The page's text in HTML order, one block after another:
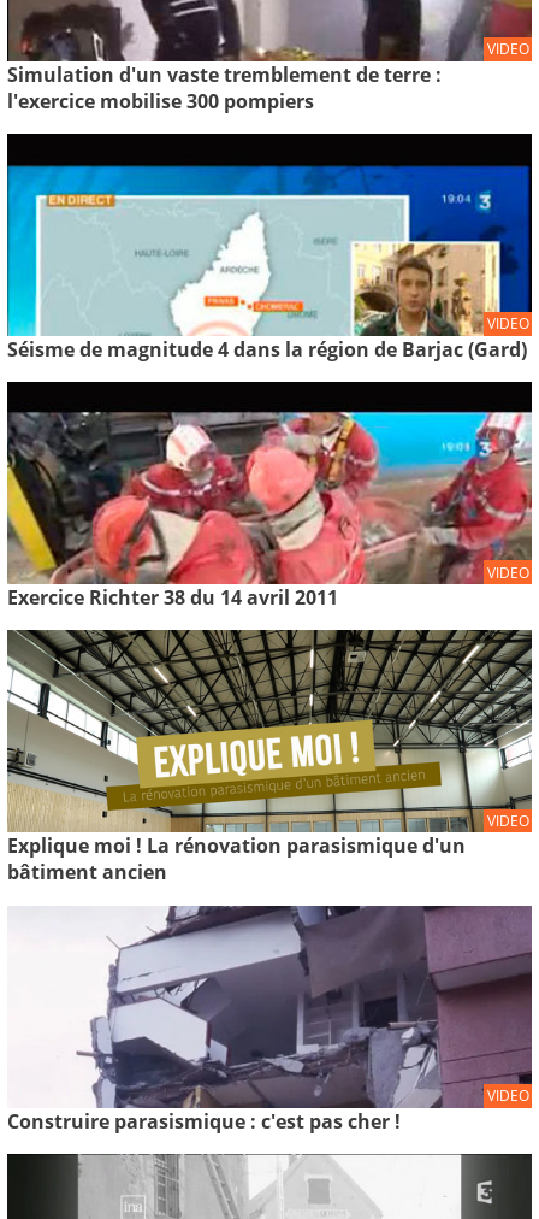
VIDEO
Simulation d'un vaste tremblement de terre :
l'exercice mobilise 300 pompiers
VIDEO
Séisme de magnitude 4 dans la région de Barjac (Gard)
VIDEO
Exercice Richter 38 du 14 avril 2011
VIDEO
Explique moi ! La rénovation parasismique d'un
bâtiment ancien
VIDEO
Construire parasismique : c'est pas cher !